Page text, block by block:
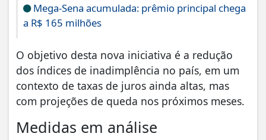
Mega-Sena acumulada: prêmio principal chega
a R$ 165 milhões
O objetivo desta nova iniciativa é a redução
dos índices de inadimplência no país, em um
contexto de taxas de juros ainda altas, mas
com projeções de queda nos próximos meses.
Medidas em análise